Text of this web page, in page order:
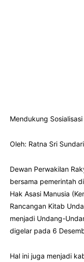
Mendukung
Oleh: Ratna Sri Sundari
Dewan Perwakilan
bersama pemerintah
Hak Asasi Manusia
Rancangan Kitab
menjadi Undang-
digelar pada 6
Hal ini juga menjadi